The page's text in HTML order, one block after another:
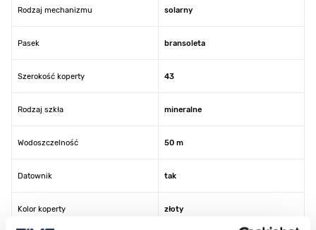
Rodzaj mechanizmu solarny
Pasek bransoleta
Szerokość koperty 43
Rodzaj szkła mineralne
Wodoszczelność 50 m
Datownik tak
Kolor koperty złoty